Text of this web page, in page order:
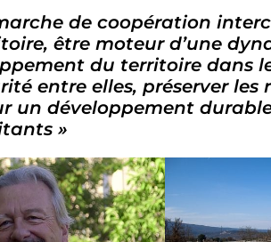
de coopération
être moteur d’une
du territoire dans
entre elles, préserver les
un développement
»